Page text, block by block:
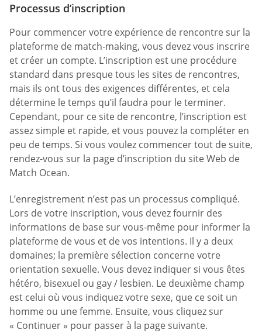
Processus d’inscription
Pour commencer votre expérience de rencontre sur la
plateforme de match-making, vous devez vous inscrire
et créer un compte. L’inscription est une procédure
standard dans presque tous les sites de rencontres,
mais ils ont tous des exigences différentes, et cela
détermine le temps qu’il faudra pour le terminer.
Cependant, pour ce site de rencontre, l’inscription est
assez simple et rapide, et vous pouvez la compléter en
peu de temps. Si vous voulez commencer tout de suite,
rendez-vous sur la page d’inscription du site Web de
Match Ocean.
L’enregistrement n’est pas un processus compliqué.
Lors de votre inscription, vous devez fournir des
informations de base sur vous-même pour informer la
plateforme de vous et de vos intentions. Il y a deux
domaines; la première sélection concerne votre
orientation sexuelle. Vous devez indiquer si vous êtes
hétéro, bisexuel ou gay / lesbien. Le deuxième champ
est celui où vous indiquez votre sexe, que ce soit un
homme ou une femme. Ensuite, vous cliquez sur
« Continuer » pour passer à la page suivante.